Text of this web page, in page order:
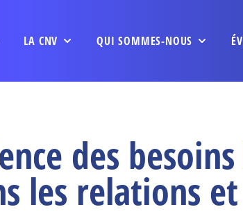
LA CNV QUI SOMMES-NOUS
des
les relations